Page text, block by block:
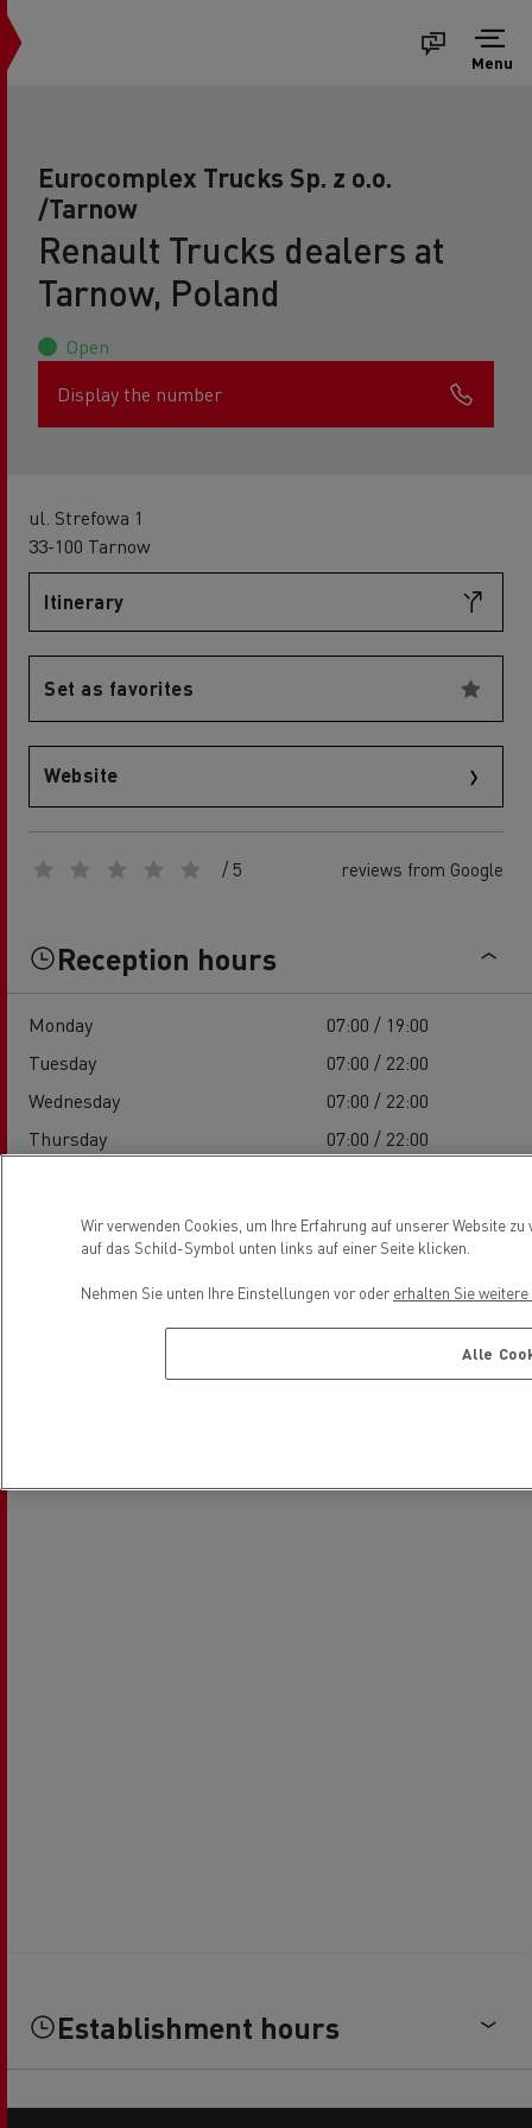
Menu
Eurocomplex Trucks Sp. z o.o.
/Tarnow
Renault Trucks dealers at
Tarnow, Poland
Open
Display the number
ul. Strefowa 1
33-100 Tarnow
Itinerary
Set as favorites
Website
/ 5 reviews from Google
Reception hours
Monday
07:00 / 19:00
Tuesday
07:00 / 22:00
Wednesday
07:00 / 22:00
Thursday
07:00 / 22:00
Saturday
07:00 / 15:00
Sunday
-
Establishment hours
Wir verwenden Cookies, um Ihre Erfahrung auf unserer Website
auf das Schild-Symbol unten links auf einer Seite klicken.
Nehmen Sie unten Ihre Einstellungen vor oder erhalten Sie
Alle